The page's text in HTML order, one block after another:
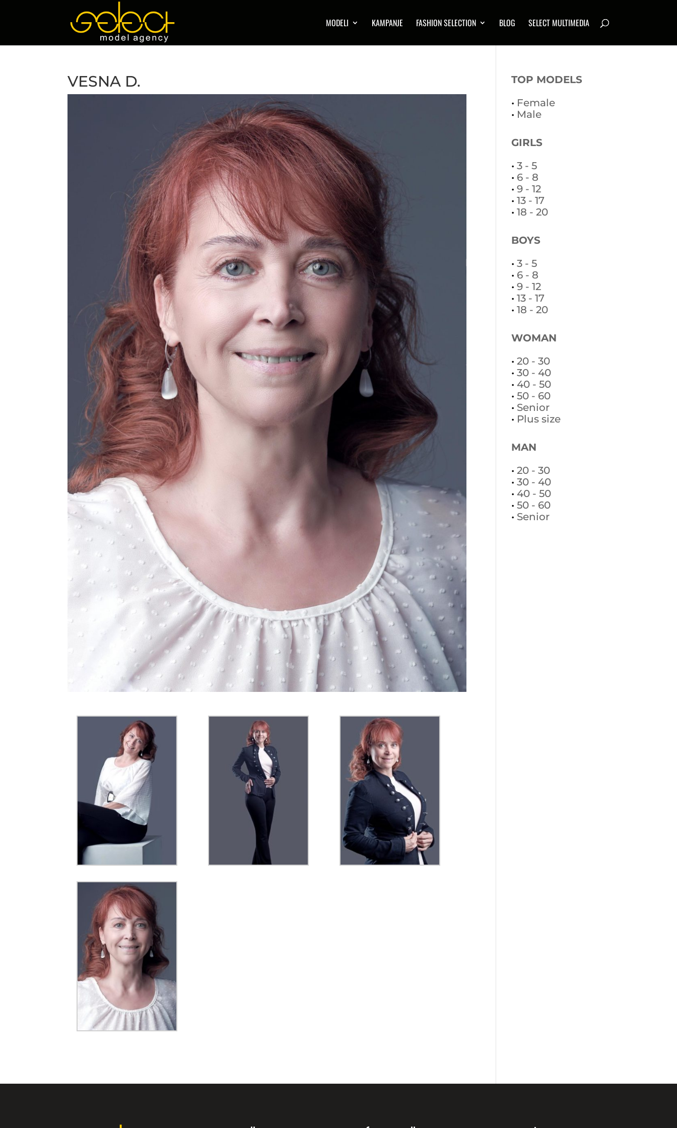
MODELI KAMPANJE FASHION SELECTION BLOG SELECT MULTIMEDIA
VESNA D.
TOP MODELS
• Female
• Male
GIRLS
•3 - 5
• 6 - 8
•9 - 12
•13 - 17
•18 - 20
BOYS
•3 - 5
• 6 - 8
•9 - 12
•13 - 17
•18 - 20
WOMAN
•20 - 30
•30 - 40
•40 - 50
•50 - 60
• Senior
• Plus size
MAN
•20 - 30
•30 - 40
•40 - 50
•50 - 60
• Senior